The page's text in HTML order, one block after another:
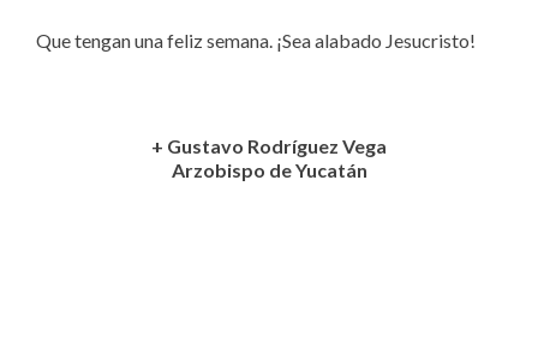
Que tengan una feliz semana. ¡Sea alabado Jesucristo!
+ Gustavo Rodríguez Vega
Arzobispo de Yucatán